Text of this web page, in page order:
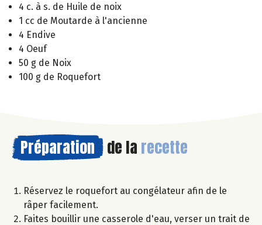
4 c. à s. de Huile de noix
1 cc de Moutarde à l'ancienne
4 Endive
4 Oeuf
50 g de Noix
100 g de Roquefort
Préparation de la recette
Réservez le roquefort au congélateur afin de le
râper facilement.
Faites bouillir une casserole d'eau, verser un trait de